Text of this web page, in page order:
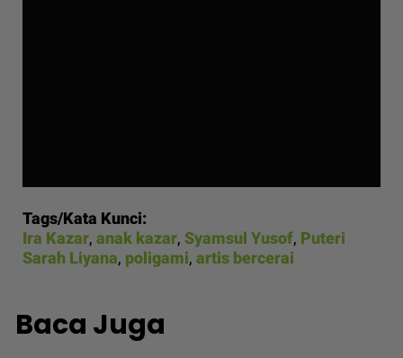
Tags/Kata Kunci:
Ira Kazar, anak kazar, Syamsul Yusof, Puteri
Sarah Liyana, poligami, artis bercerai
Baca Juga